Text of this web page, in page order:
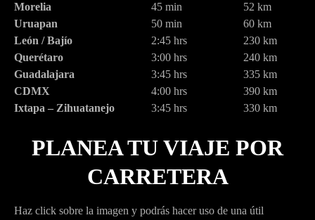
Morelia 45 min
52 km
Uruapan
50 min
60 km
León / Bajío
2:45 hrs
230 km
Querétaro
3:00 hrs
240 km
Guadalajara
3:45 hrs
335 km
CDMX
4:00 hrs
390 km
Ixtapa – Zihuatanejo
3:45 hrs 330 km
PLANEA TU VIAJE POR
CARRETERA
Haz click sobre la imagen y podrás hacer uso de una útil